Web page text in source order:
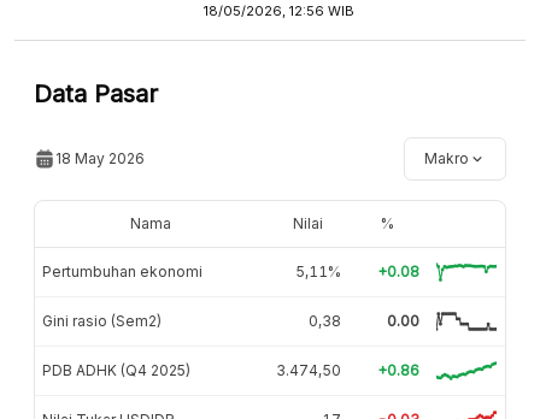
18/05/2026, 12:56 WIB
Data Pasar
18 May 2026 Makro
Nama Nilai %
Pertumbuhan ekonomi 5,11% +0.08
Gini rasio (Sem2) 0,38 0.00
PDB ADHK (Q4 2025) 3.474,50 +0.86